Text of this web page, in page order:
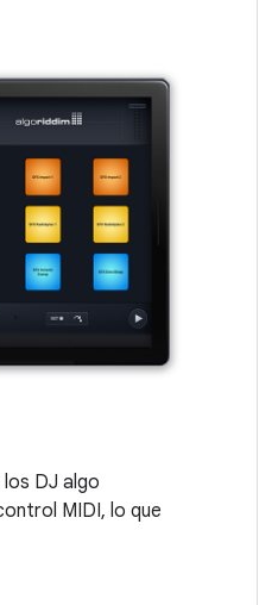
DJ algo
MIDI, lo que